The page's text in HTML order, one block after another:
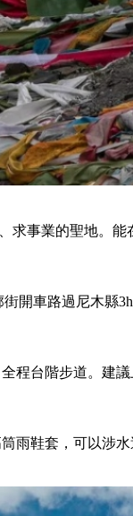
求事業的聖地。
開車路過尼木縣
程台階步道。建議
雨鞋套，可以涉